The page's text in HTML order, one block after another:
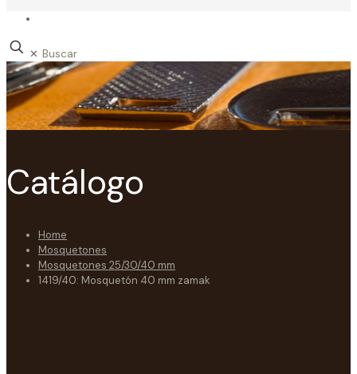
✕
Catálogo
Home
Mosquetones
Mosquetones 25/30/40 mm
1419/40: Mosquetón 40 mm zamak